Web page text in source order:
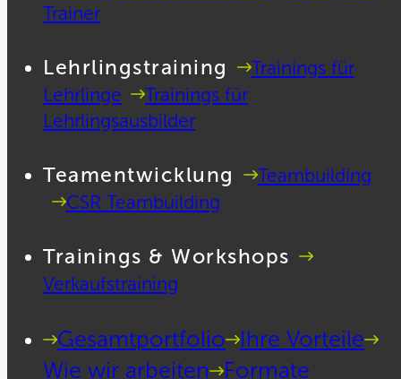
Trainer
Lehrlingstraining
Trainings für
Lehrlinge
Trainings für
Lehrlingsausbilder
Teamentwicklung
Teambuilding
CSR Teambuilding
Trainings & Workshops
Verkaufstraining
Gesamtportfolio
Ihre Vorteile
Wie wir arbeiten
Formate